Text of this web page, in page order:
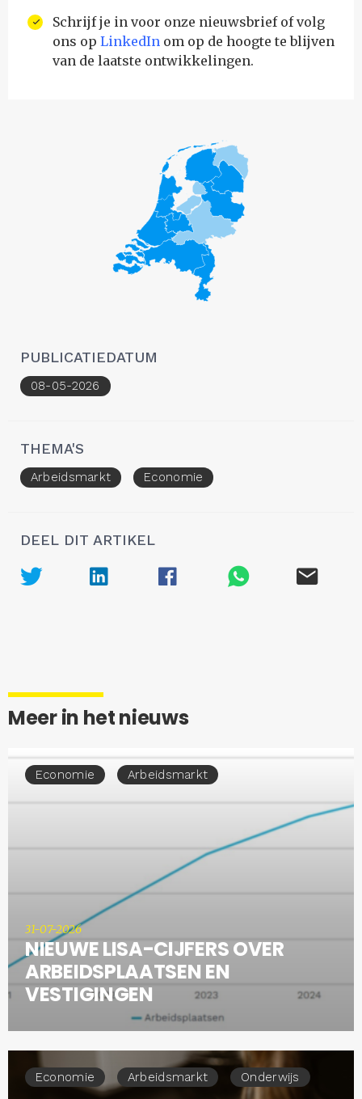
Schrijf je in voor onze nieuwsbrief of volg
ons op LinkedIn om op de hoogte te blijven
van de laatste ontwikkelingen.
PUBLICATIEDATUM
08-05-2026
THEMA'S
Arbeidsmarkt Economie
DEEL DIT ARTIKEL
Meer in het nieuws
Economie Arbeidsmarkt
31-07-2026
NIEUWE LISA-CIJFERS OVER
ARBEIDSPLAATSEN EN
VESTIGINGEN
Economie Arbeidsmarkt Onderwijs